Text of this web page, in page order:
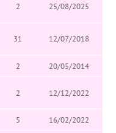
2 25/08/2025
31 12/07/2018
2
20/05/2014
2 12/12/2022
5 16/02/2022